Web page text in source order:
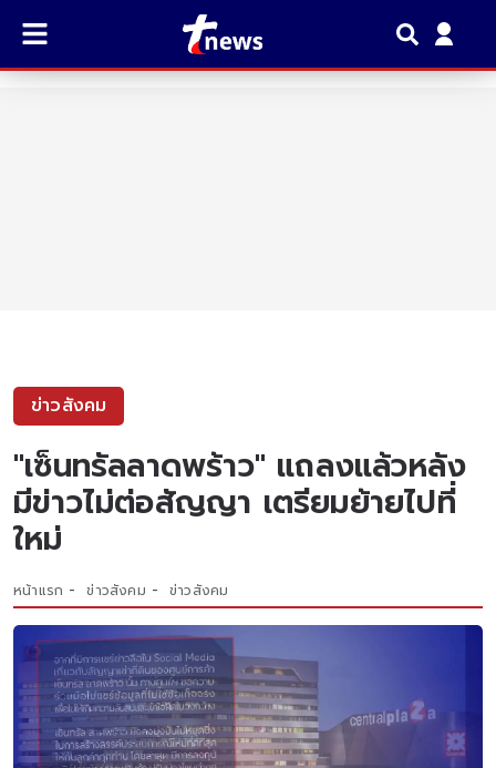
ข่าวสังคม
"เซ็นทรัลลาดพร้าว" แถลงแล้วหลัง
มีข่าวไม่ต่อสัญญา เตรียมย้ายไปที่
ใหม่
หน้าแรก ข่าวสังคม ข่าวสังคม